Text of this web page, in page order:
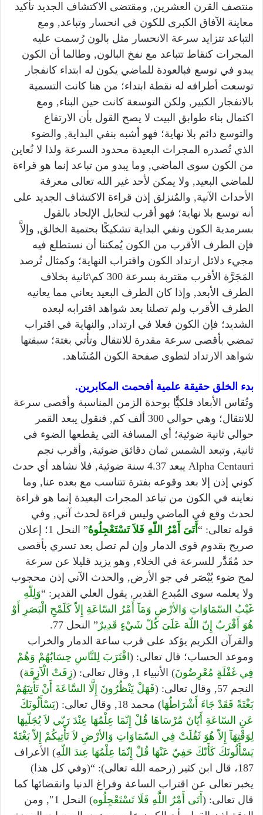
منتصف القرن العشرين, ومقتضى الاكتشاف الجديد تأكيد
معاينة الآفاق الكبرى للكون في انحسار وتباعد, ومع
التباعد تتزايد سرعة الانحسار مثل بالون رُسمت عليه
المجرات كنقاط تتباعد مع نفخ البالون, وطالما أن الكون
يبدو في توسع فبالعودة للماضي يكون له ابتداء كانفجار
توسعت أطرافه له نقطة ابتداء؛ من هنا كانت التسمية
بالانفجار الكبير, ولكن التوسعة كانت حين البناء, ومع
اكتمال بناء طوابق البيت لا يصح القول بأن الارتفاع
والتوسع دائم بلا نهاية؛ فهو أشبه بنفي البداية, والضوء
الذي تُصدره المجرات البعيدة محدود السرعة ولذا لا نُعاين
من الكون سوى الماضي, وما يبدو من تباعد إنما هو قراءة
للماضي البعيد, ولا يمكن لأحد غير الله تعالى معرفة
الأحداث الآنية, والمُنزلق إذن قراءة الاكتشاف الجديد على
أنه توسع بلا نهاية؛ فهو أقرب لتحايل الإلحاد بالقول
بسرمدية الكون ونفي البداية تشكيكًا بحتمية الخالق, وإلاَّ
فإن الطرف الأقرب من الكون يُمكننا أن نستطلع فيه
مجيء دلائل ارتداد الكون واقتراب النهاية؛ وكمثال تُرصد
المَجَرَّة الأقرب مقتربة بسرعة 300 كم\ثانية بخلاف
الطرف الأبعد, وإذا كان الطرف البعيد يعاني مما يعانيه
الطرف الأقرب ولم تصلنا بعد شواهد اقترابه لبعده
الشديد؛ فإن الكون فعلا في ارتداد, والنهاية في اقتراب
تمضي بأقصى سرعة مقدرة للانتقال وتأتي بغتة؛ سبقتها
شواهد الارتداد لتطوى صفحة الكون المُشَاهد.
بدء الخلق حقيقة علمية أفحمت المكابرين.
وتُقاس الأبعاد فلكيًّا بوحدة الزمن المناسبة وأقصى سرعة
للانتقال؛ وهي حوالي 300 ألف كم, فنقول يبعد القمر
حوالي ثانية ضوئية؛ أي المسافة التي يقطعها الضوء في
ثانية, وتبعد الشمس ثمان دقائق ضوئية, وأقرب نجم
Alpha Centauri يبعد 4.37 سنة ضوئية, فلا نشاهد أي حدث
كوني إذن إلا بعد وقوعه بفترة تتناسب مع بعده عنا, وما
نعاينه في الكون من تباعد المجرات البعيدة إنما هو قراءة
لحدث وقع في الماضي وليس قراءة لحدث آني, وفي
قوله تعالى: “ أَتَىَ أَمْرُ اللّهِ فَلاَ تَسْتَعْجِلُوهُ
” النحل 1؛ إعلان
صريح بقدوم قوى الدمار وإن لم تصل بعد تسري بأقصى
حد مُقَدَّر للسرعة في الخلاء, وهو يزيد قليلا عن سرعة
لمح ضوء يُبْصَر في جو الأرض, والحدث الآني إذن محجوب
ولا يعلمه سوى المُبدع القدير, يقول العلي القدير: “وَلِلّهِ
غَيْبُ السّمَاوَاتِ وَالأرْضِ وَمَآ أَمْرُ السّاعَةِ إِلاّ كَلَمْحِ الْبَصَرِ أَوْ
هُوَ أَقْرَبُ إِنّ اللّهَ عَلَىَ كُلّ شَيْءٍ قَدِيرٌ ” النحل 77.
والقرآن الكريم يؤكد على قرب ساعة الدمار والخراب
وموعد الحساب؛ قال تعالى: ( اقْتَرَبَ لِلنَّاسِ حِسَابُهُمْ وَهُمْ
فِي غَفْلَةٍ مُعْرِضُونَ) الأنبياء 1, وقال تعالى: ( زِفَتْ الْآزِفَة)
النجم 57, وقال تعالى: (
فَهَلْ يَنْظُرُونَ إِلَّا السَّاعَةَ أَنْ تَأْتِيَهُمْ
بَغْتَةً فَقَدْ جَاءَ أَشْرَاطُهَا) محمد 18, وقال تعالى: (
يَسْأَلُونَكَ
عَنِ السّاعَةِ أَيّانَ مُرْسَاهَا قُلْ إِنّمَا عِلْمُهَا عِنْدَ رَبّي لاَ يُجَلّيهَا
لِوَقْتِهَآ إِلاّ هُوَ ثَقُلَتْ فِي السّمَاوَاتِ وَالأرْضِ لاَ تَأْتِيكُمْ إِلاّ بَغْتَةً
يَسْأَلُونَكَ كَأَنّكَ حَفِيّ عَنْهَا قُلْ إِنّمَا عِلْمُهَا عِندَ اللّهِ) الأعراف
187، قال ابن كثير (رحمه الله تعالى): “(وفي كل هذا)
يخبر تعالى عن اقتراب الساعة وفراغ الدنيا وانقضائها كما
قال تعالى: ( أَتَى أَمْرُ اللَّهِ فَلَا تَسْتَعْجِلُوه
) النحل 1″, ومن